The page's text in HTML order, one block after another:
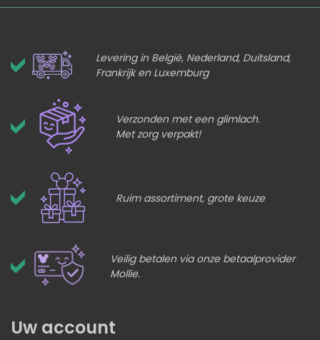
Levering in België, Nederland, Duitsland,
Frankrijk en Luxemburg
Verzonden met een glimlach.
Met zorg verpakt!
Ruim assortiment, grote keuze
Veilig betalen via onze betaalprovider
Mollie.
Uw account